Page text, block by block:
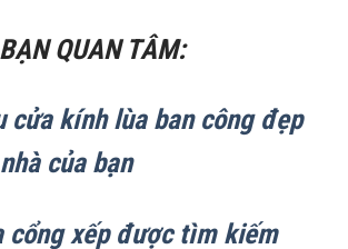
QUAN TÂM:
cửa kính lùa ban công đẹp
của bạn
cổng xếp được tìm kiếm